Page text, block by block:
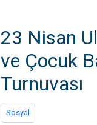
23 Nisan
ve Çocuk
Turnuvası
Sosyal